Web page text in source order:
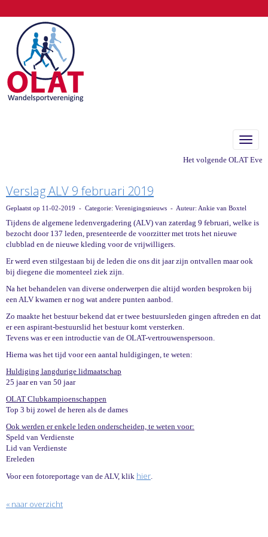
Het volgende OLAT
Verslag ALV 9 februari 2019
Geplaatst op 11-02-2019 - Categorie: Verenigingsnieuws - Auteur: Ankie van Boxtel
Tijdens de algemene ledenvergadering (ALV) van zaterdag 9 februari, welke is
bezocht door 137 leden, presenteerde de voorzitter met trots het nieuwe
clubblad en de nieuwe kleding voor de vrijwilligers.
Er werd even stilgestaan bij de leden die ons dit jaar zijn ontvallen maar ook
bij diegene die momenteel ziek zijn.
Na het behandelen van diverse onderwerpen die altijd worden besproken bij
een ALV kwamen er nog wat andere punten aanbod.
Zo maakte het bestuur bekend dat er twee bestuursleden gingen aftreden en dat
er een aspirant-bestuurslid het bestuur komt versterken.
Tevens was er een introductie van de OLAT-vertrouwenspersoon.
Hierna was het tijd voor een aantal huldigingen, te weten:
Huldiging langdurige lidmaatschap
25 jaar en van 50 jaar
OLAT Clubkampioenschappen
Top 3 bij zowel de heren als de dames
Ook werden er enkele leden onderscheiden, te weten voor:
Speld van Verdienste
Lid van Verdienste
Ereleden
Voor een fotoreportage van de ALV, klik hier.
« naar overzicht